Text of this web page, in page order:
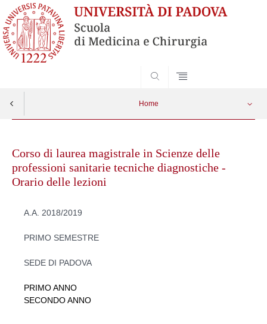
Home
contentCorso di laurea magistrale in Scienze delle
professioni sanitarie tecniche diagnostiche -
Orario delle lezioni
A.A. 2018/2019
PRIMO SEMESTRE
SEDE DI PADOVA
PRIMO ANNO
SECONDO ANNO